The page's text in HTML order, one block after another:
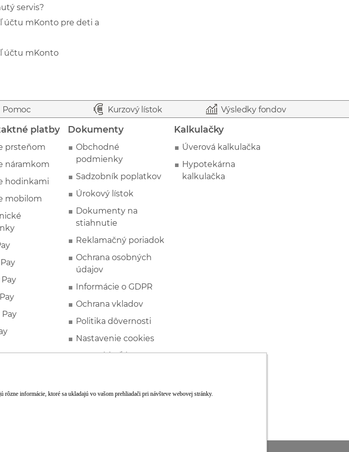
servis?
účtu mKonto pre deti a
účtu mKonto
Pomoc Kurzový lístok Výsledky fondov
platby
prsteňom
náramkom
hodinkami
mobilom
Dokumenty
Obchodné
podmienky
Sadzobník poplatkov
Úrokový lístok
Dokumenty na
stiahnutie
Reklamačný poriadok
Ochrana osobných
údajov
Informácie o GDPR
Ochrana vkladov
Politika dôvernosti
Nastavenie cookies
Spotrebiteľské
Kalkulačky
Úverová kalkulačka
Hypotekárna
kalkulačka